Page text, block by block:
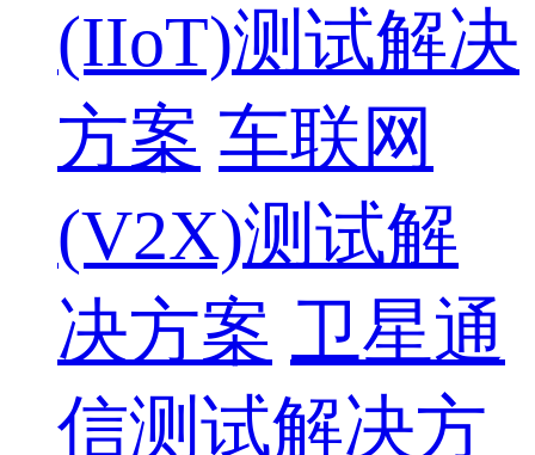
(IIoT)测试解决
方案 车联网
(V2X)测试解
决方案 卫星通
信测试解决方